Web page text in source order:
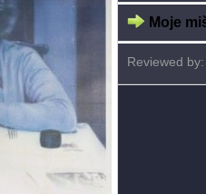
Moje
Reviewed